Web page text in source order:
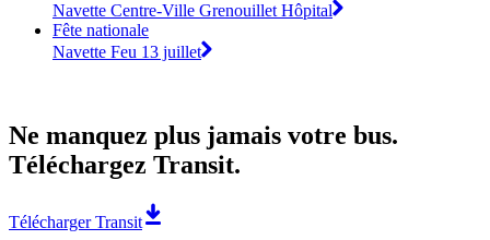
Navette Centre-Ville Grenouillet Hôpital
Fête nationale
Navette Feu 13 juillet
Ne manquez plus jamais votre bus.
Téléchargez Transit.
Télécharger Transit